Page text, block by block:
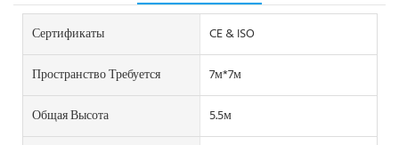
Сертификаты
CE & ISO
Пространство Требуется
7м*7м
Общая Высота
5.5м